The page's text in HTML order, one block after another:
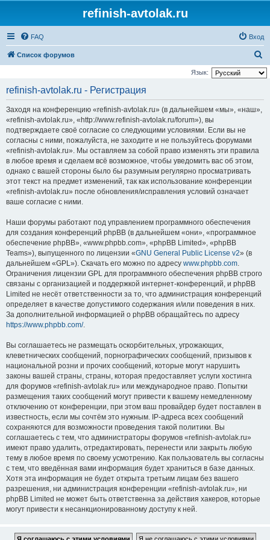
refinish-avtolak.ru
FAQ Вход
Список форумов
о
Язык:
refinish-avtolak.ru - Регистрация
Заходя на конференцию «refinish-avtolak.ru» (в дальнейшем «мы», «наш»,
«refinish-avtolak.ru», «http://www.refinish-avtolak.ru/forum»), вы
подтверждаете своё согласие со следующими условиями. Если вы не
согласны с ними, пожалуйста, не заходите и не пользуйтесь форумами
«refinish-avtolak.ru». Мы оставляем за собой право изменять эти правила
в любое время и сделаем всё возможное, чтобы уведомить вас об этом,
однако с вашей стороны было бы разумным регулярно просматривать
этот текст на предмет изменений, так как использование конференции
«refinish-avtolak.ru» после обновления/исправления условий означает
ваше согласие с ними.
Наши форумы работают под управлением программного обеспечения
для создания конференций phpBB (в дальнейшем «они», «программное
обеспечение phpBB», «www.phpbb.com», «phpBB Limited», «phpBB
Teams»), выпущенного по лицензии «GNU General Public License v2» (в
дальнейшем «GPL»). Скачать его можно по адресу www.phpbb.com.
Ограничения лицензии GPL для программного обеспечения phpBB строго
связаны с организацией и поддержкой интернет-конференций, и phpBB
Limited не несёт ответственности за то, что администрация конференций
определяет в качестве допустимого содержания и/или поведения в них.
За дополнительной информацией о phpBB обращайтесь по адресу
https://www.phpbb.com/.
Вы соглашаетесь не размещать оскорбительных, угрожающих,
клеветнических сообщений, порнографических сообщений, призывов к
национальной розни и прочих сообщений, которые могут нарушить
законы вашей страны, страны, которая предоставляет услуги хостинга
для форумов «refinish-avtolak.ru» или международное право. Попытки
размещения таких сообщений могут привести к вашему немедленному
отключению от конференции, при этом ваш провайдер будет поставлен в
известность, если мы сочтём это нужным. IP-адреса всех сообщений
сохраняются для возможности проведения такой политики. Вы
соглашаетесь с тем, что администраторы форумов «refinish-avtolak.ru»
имеют право удалить, отредактировать, перенести или закрыть любую
тему в любое время по своему усмотрению. Как пользователь вы согласны
с тем, что введённая вами информация будет храниться в базе данных.
Хотя эта информация не будет открыта третьим лицам без вашего
разрешения, ни администрация конференции «refinish-avtolak.ru», ни
phpBB Limited не может быть ответственна за действия хакеров, которые
могут привести к несанкционированному доступу к ней.